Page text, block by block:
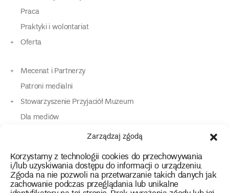
Zarządzaj zgodą
Korzystamy z technologii cookies do przechowywania
i/lub uzyskiwania dostępu do informacji o urządzeniu.
Zgoda na nie pozwoli na przetwarzanie takich danych jak
zachowanie podczas przeglądania lub unikalne
Praca
Praktyki i wolontariat
Oferta
Mecenat i Partnerzy
Patroni medialni
Stowarzyszenie Przyjaciół Muzeum
Dla mediów
Dla osób o specjalnych potrzebach
Kontakt